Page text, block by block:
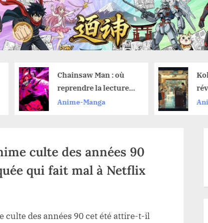
Chainsaw Man : où
reprendre la lecture
du manga après avoir
vu le film de l’arc de
Anime-Manga
Koharu : L’IA
traduit vos
sans effort
Anime-Manga
culte des années 90
qui fait mal à Netflix
des années 90 cet été attire-t-il